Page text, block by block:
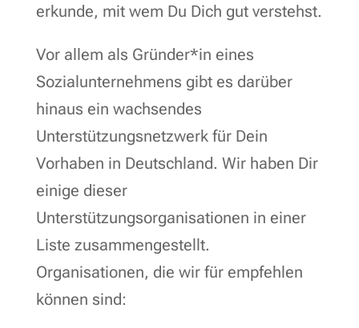
erkunde, mit wem Du Dich gut verstehst.
Vor allem als Gründer*in eines
Sozialunternehmens gibt es darüber
hinaus ein wachsendes
Unterstützungsnetzwerk für Dein
Vorhaben in Deutschland. Wir haben Dir
einige dieser
Unterstützungsorganisationen in einer
Liste zusammengestellt.
Organisationen, die wir für empfehlen
können sind: